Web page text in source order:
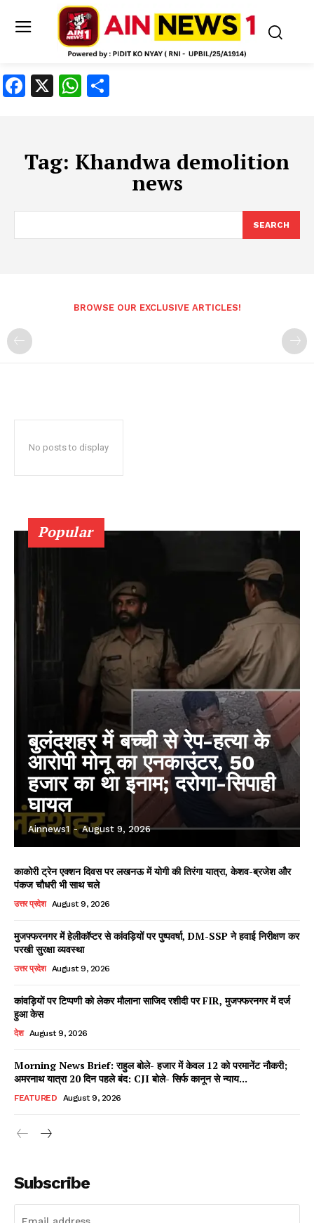
Facebook
Read Latest News on AIN
NEWS 1 App
Facebook
X WhatsApp
Tag: Khandwa demolition
news
SEARCH
BROWSE OUR EXCLUSIVE ARTICLES!
No posts to display
Popular
बुलंदशहर में बच्ची से रेप-हत्या के
आरोपी मोनू का एनकाउंटर, 50
हजार का था इनाम; दरोगा-सिपाही
घायल
Ainnews1 - August 9, 2026
काकोरी ट्रेन एक्शन दिवस पर लखनऊ में योगी की तिरंगा यात्रा, केशव-ब्रजेश और
पंकज चौधरी भी साथ चले
उत्तर प्रदेश August 9, 2026
मुजफ्फरनगर में हेलीकॉप्टर से कांवड़ियों पर पुष्पवर्षा, DM-SSP ने हवाई निरीक्षण कर
परखी सुरक्षा व्यवस्था
उत्तर प्रदेश August 9, 2026
कांवड़ियों पर टिप्पणी को लेकर मौलाना साजिद रशीदी पर FIR, मुजफ्फरनगर में दर्ज
हुआ केस
देश August 9, 2026
Morning News Brief: राहुल बोले- हजार में केवल 12 को परमानेंट नौकरी;
अमरनाथ यात्रा 20 दिन पहले बंद: CJI बोले- सिर्फ कानून से न्याय...
FEATURED August 9, 2026
Subscribe